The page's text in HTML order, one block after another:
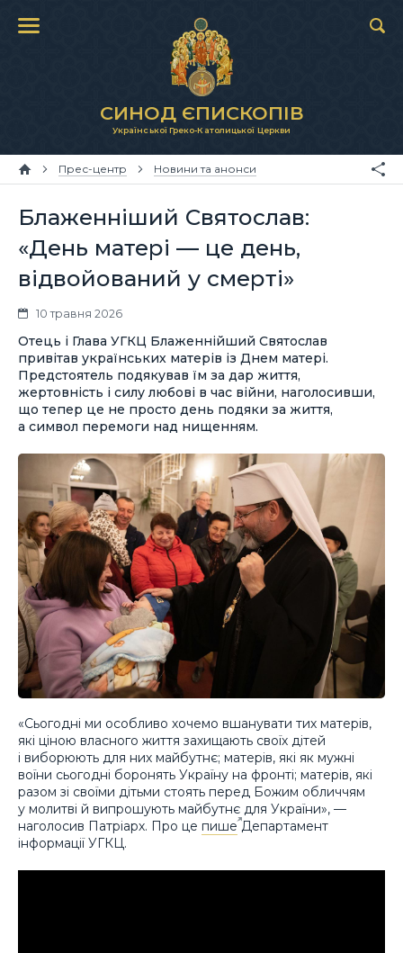
СИНОД ЄПИСКОПІВ
Української Греко-Католицької Церкви
Прес-центр Новини та анонси
Блаженніший Святослав:
«День матері — це день,
відвойований у смерті»
10 травня 2026
Отець і Глава УГКЦ Блаженнійший Святослав
привітав українських матерів із Днем матері.
Предстоятель подякував їм за дар життя,
жертовність і силу любові в час війни, наголосивши,
що тепер це не просто день подяки за життя,
а символ перемоги над нищенням.
«Сьогодні ми особливо хочемо вшанувати тих матерів,
які ціною власного життя захищають своїх дітей
і виборюють для них майбутнє; матерів, які як мужні
воїни сьогодні боронять Україну на фронті; матерів, які
разом зі своїми дітьми стоять перед Божим обличчям
у молитві й випрошують майбутнє для України», —
наголосив Патріарх. Про це пишеДепартамент
інформації УГКЦ.